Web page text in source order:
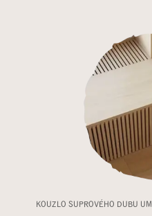
KOUZLO SUPROVÉHO DUBU